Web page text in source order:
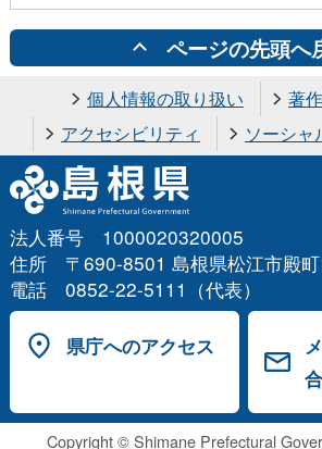
ページの先頭へ
個人情報の取り扱い
著
アクセシビリティ
ソーシャ
法人番号 1000020320005
住所 〒690-8501 島根県松江市殿
電話 0852-22-5111（代表）
県庁へのアクセス
Copyright © Shimane Prefectural